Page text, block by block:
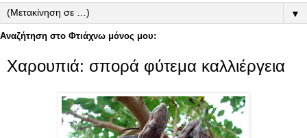
▼
Αναζήτηση στο Φτιάχνω μόνος μου:
Χαρουπιά: σπορά φύτεμα καλλιέργεια